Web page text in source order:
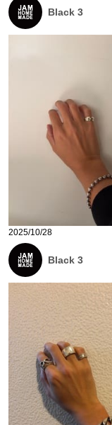
Black 3
2025/10/28
Black 3